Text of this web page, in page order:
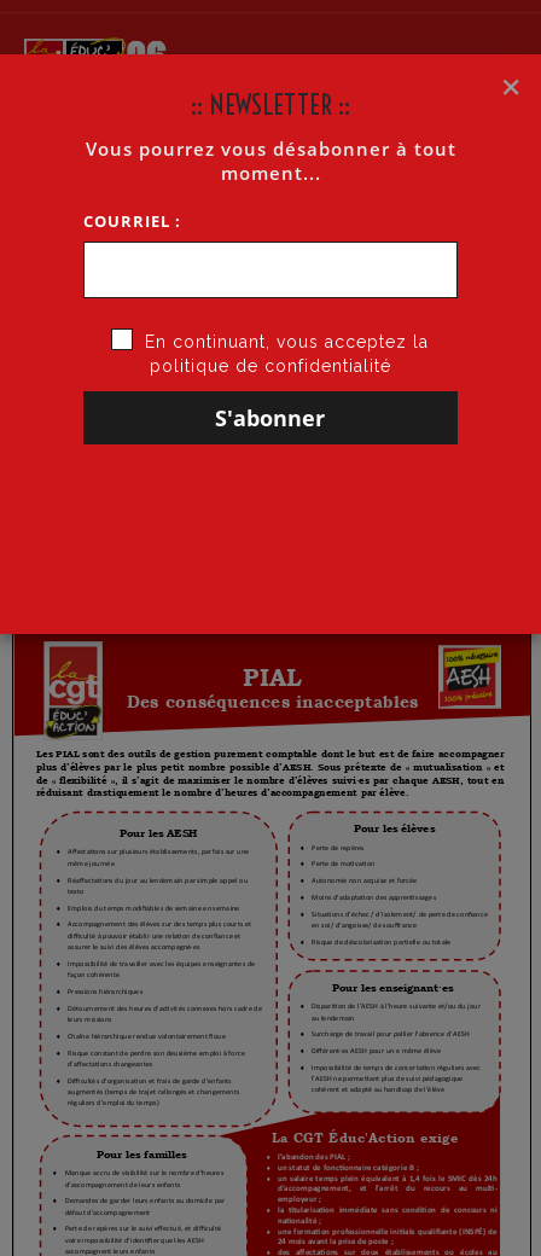
PIAL : DES CONSÉQUENCES INACCEPTABLES
Accueil»PIAL : Des conséquences inacceptables
PIAL :DES CONSÉQUENCES INACCEPTABLES
×
:: NEWSLETTER ::
Vous pourrez vous désabonner à tout
moment...
COURRIEL :
En continuant, vous acceptez la
politique de confidentialité